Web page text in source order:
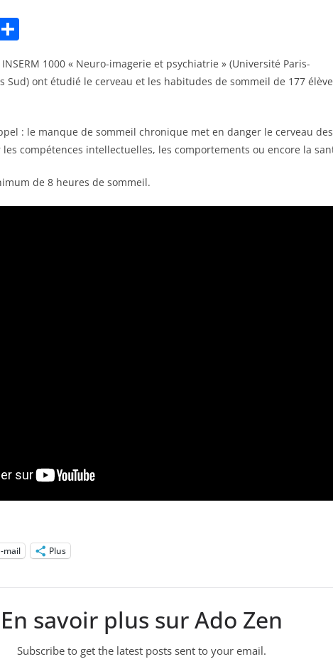
ta
g
er
1000 « Neuro-imagerie et psychiatrie » (Université Paris-
Sud) ont étudié le cerveau et les habitudes de sommeil de 177
: le manque de sommeil chronique met en danger le cerveau
compétences intellectuelles, les comportements ou encore la
de 8 heures de sommeil.
mail
Plus
En savoir plus sur Ado Zen
Subscribe to get the latest posts sent to your email.